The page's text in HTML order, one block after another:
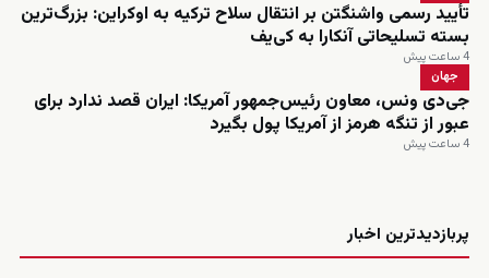
تأیید رسمی واشنگتن بر انتقال سلاح ترکیه به اوکراین: بزرگ‌ترین
بسته تسلیحاتی آنکارا به کی‌یف
4 ساعت پیش
جهان
جی‌دی ونس، معاون رئیس‌جمهور آمریکا: ایران قصد ندارد برای
عبور از تنگه هرمز از آمریکا پول بگیرد
4 ساعت پیش
پربازدیدترین اخبار